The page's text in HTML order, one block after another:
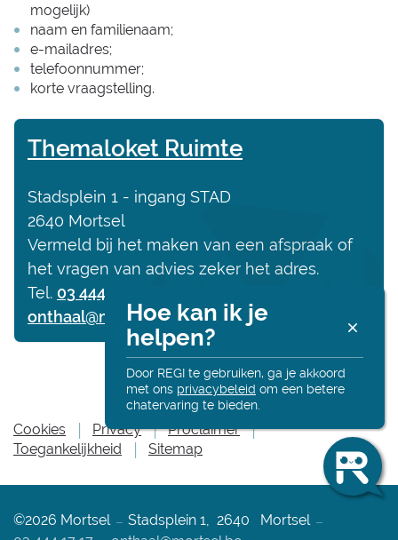
mogelijk)
naam en familienaam;
e-mailadres;
telefoonnummer;
korte vraagstelling.
Contact
Themaloket Ruimte
Adres
Stadsplein 1 - ingang STAD
,2640 Mortsel
Vermeld bij het maken van een afspraak of
het vragen van advies zeker het adres.
Tel. 03 444 17 17
E-
mail
onthaal@mortsel.be
Cookies Privacy
Proclaimer
Toegankelijkheid
Sitemap
©2026 Mortsel Adres
Stadsplein 1, 2640 Mortsel Tel.
Ik
en
ik
Hoe kan ik je
helpen?
Door REGI te gebruiken, ga je akkoord
met ons privacybeleid om een betere
chatervaring te bieden.